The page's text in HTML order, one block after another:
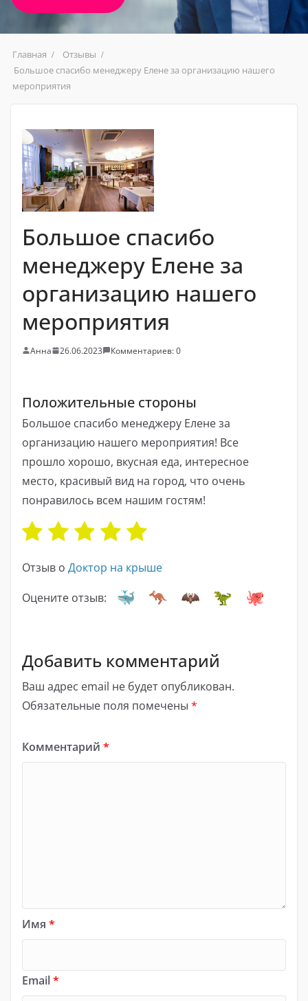
Главная
Отзывы
Большое спасибо менеджеру Елене за организацию нашего
мероприятия
Большое спасибо
менеджеру Елене за
организацию нашего
мероприятия
Анна 26.06.2023 Комментариев: 0
Положительные стороны
Большое спасибо менеджеру Елене за
организацию нашего мероприятия! Все
прошло хорошо, вкусная еда, интересное
место, красивый вид на город, что очень
понравилось всем нашим гостям!
Отзыв о Доктор на крыше
Оцените отзыв:
Добавить комментарий
Ваш адрес email не будет опубликован.
Обязательные поля помечены *
Комментарий *
Имя *
Email*